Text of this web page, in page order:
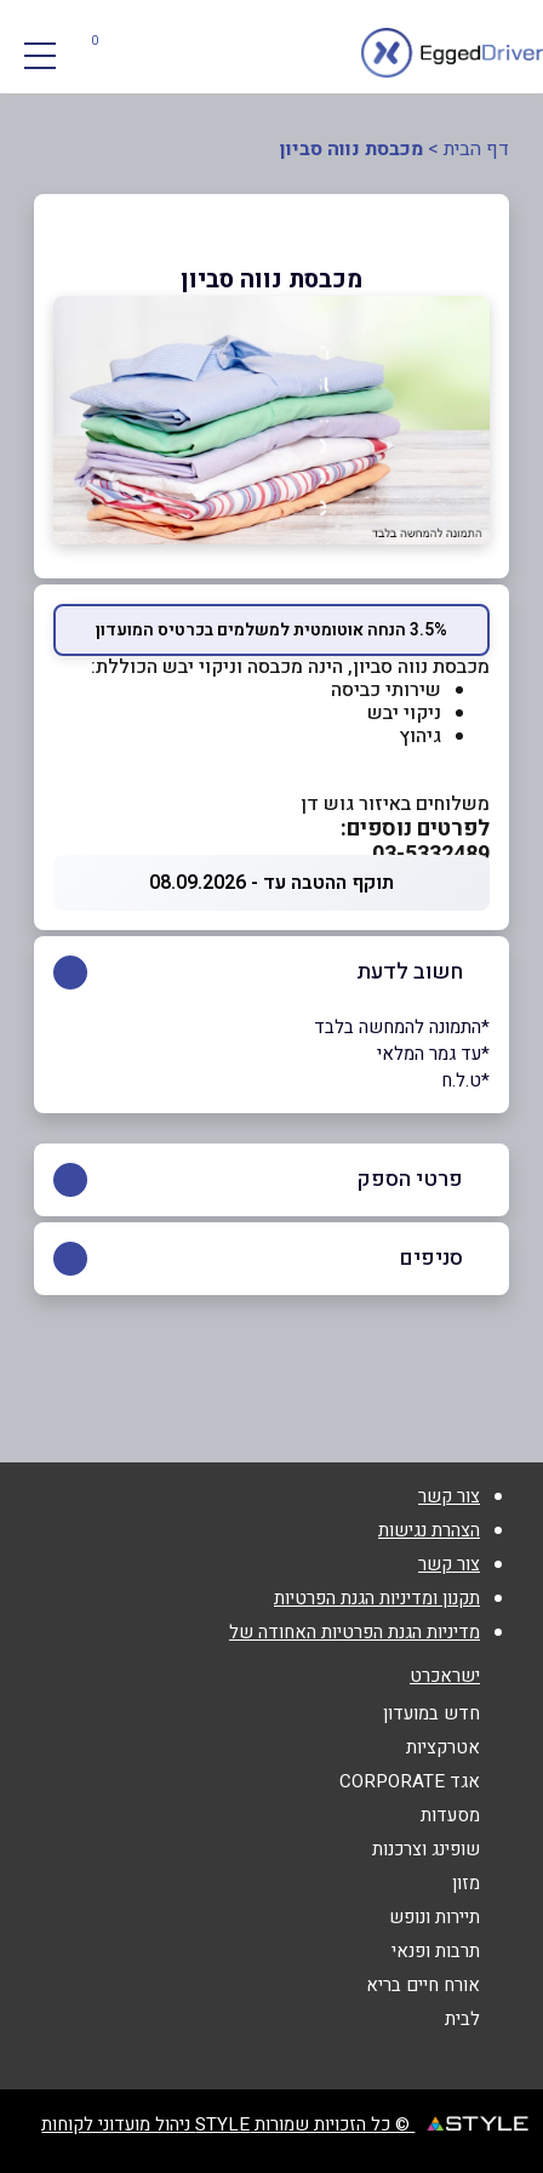
0
דף הבית > מכבסת נווה סביון
מכבסת נווה סביון
3.5% הנחה אוטומטית למשלמים בכרטיס המועדון
מכבסת נווה סביון, הינה מכבסה וניקוי יבש הכוללת:
שירותי כביסה
ניקוי יבש
גיהוץ
משלוחים באיזור גוש דן
לפרטים נוספים:
03-5332489
תוקף ההטבה עד - 08.09.2026
חשוב לדעת
*התמונה להמחשה בלבד
*עד גמר המלאי
*ט.ל.ח
פרטי הספק
נושא*
אנא חזרו אלי בקשר ל...
סניפים
צור קשר
הצהרת נגישות
צור קשר
תקנון ומדיניות הגנת הפרטיות
מדיניות הגנת הפרטיות האחודה של
ישראכרט
חדש במועדון
אטרקציות
אגד CORPORATE
מסעדות
שופינג וצרכנות
מזון
תיירות ונופש
תרבות ופנאי
אורח חיים בריא
לבית
© כל הזכויות שמורות STYLE ניהול מועדוני לקוחות